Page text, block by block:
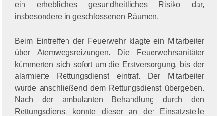
ein erhebliches gesundheitliches Risiko dar,
insbesondere in geschlossenen Räumen.
Beim Eintreffen der Feuerwehr klagte ein Mitarbeiter
über Atemwegsreizungen. Die Feuerwehrsanitäter
kümmerten sich sofort um die Erstversorgung, bis der
alarmierte Rettungsdienst eintraf. Der Mitarbeiter
wurde anschließend dem Rettungsdienst übergeben.
Nach der ambulanten Behandlung durch den
Rettungsdienst konnte dieser an der Einsatzstelle